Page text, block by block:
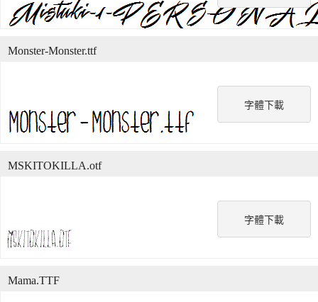
字體下載
Monster-Monster.ttf
字體下載
MSKITOKILLA.otf
Mama.TTF